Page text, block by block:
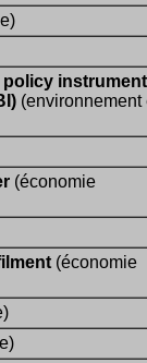
(environnement
(économie
(économie